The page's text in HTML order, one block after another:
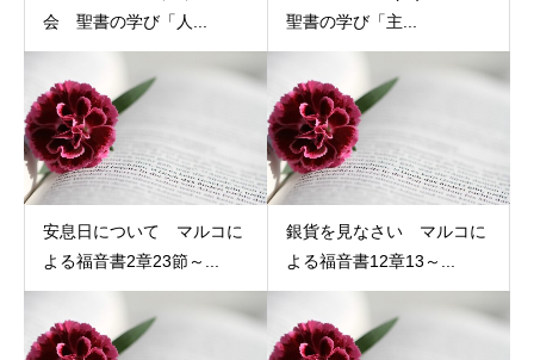
会 聖書の学び「人...
聖書の学び「主...
安息日について マルコに
よる福音書2章23節～...
銀貨を見なさい マルコに
よる福音書12章13～...